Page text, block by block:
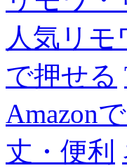
人気リ
で押せる
Amazon
丈・便利